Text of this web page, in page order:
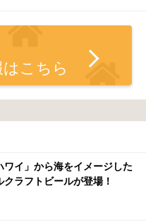
こちら
ワイ」から海をイメージした
クラフトビールが登場！